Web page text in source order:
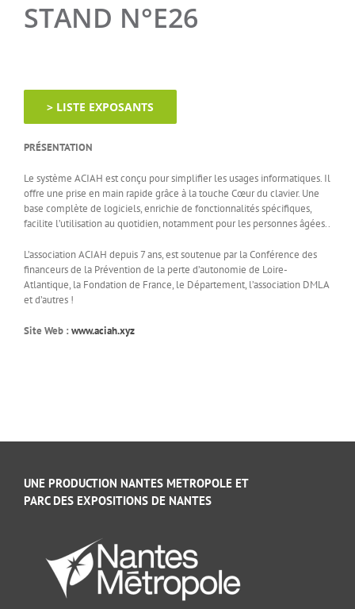
STAND N°E26
> LISTE EXPOSANTS
PRÉSENTATION
Le système ACIAH est conçu pour simplifier les usages informatiques. Il
offre une prise en main rapide grâce à la touche Cœur du clavier. Une
base complète de logiciels, enrichie de fonctionnalités spécifiques,
facilite l’utilisation au quotidien, notamment pour les personnes âgées..
L’association ACIAH depuis 7 ans, est soutenue par la Conférence des
financeurs de la Prévention de la perte d’autonomie de Loire-
Atlantique, la Fondation de France, le Département, l’association DMLA
et d’autres !
Site Web : www.aciah.xyz
UNE PRODUCTION NANTES METROPOLE ET
PARC DES EXPOSITIONS DE NANTES